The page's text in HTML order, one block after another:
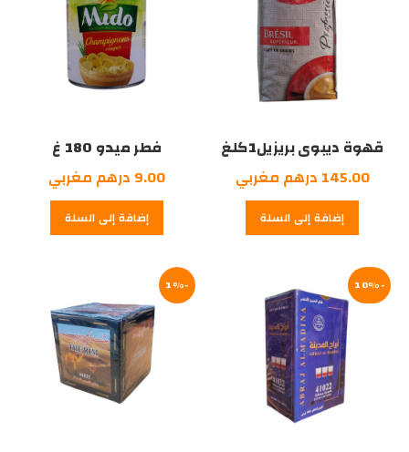
قهوة ديبوى بريزيل1كلغ
145.00 درهم مغربي
إضافة إلى السلة
فطر ميدو 180 غ
9.00 درهم مغربي
إضافة إلى السلة
-10%
-1%